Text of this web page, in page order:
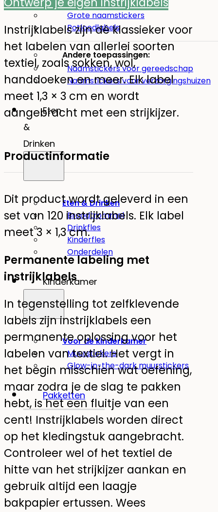
Mini-stickers
Grote naamstickers
Potloodlabels
Andere toepassingen:
Naamstickers voor gereedschap
Naamstickers voor verzorgingshuizen
Eten
&
Drinken
Eten & Drinken
Broodtrommel
Drinkfles
Kinderfles
Onderdelen
Kinderkamer
Voor de kinderkamer
Muurstickers
Glow-in-the-dark muurstickers
Pakketten
was:
€ 18,95.
is:
€ 15,16.
Instrijklabels zijn dé klassieker voor
het labelen van allerlei soorten
textiel, zoals sokken, wol,
handdoeken en meer. Elk label
meet 1,3 × 3 cm en wordt
aangebracht met een strijkijzer.
Productinformatie
Dit product wordt geleverd in een
set van 120 instrijklabels. Elk label
meet 3 × 1,3 cm.
Permanente labeling met
instrijklabels
In tegenstelling tot zelfklevende
labels zijn instrijklabels een
permanente oplossing voor het
labelen van textiel. Het vergt in
het begin misschien wat oefening,
maar zodra je de slag te pakken
hebt, is het een fluitje van een
cent! Instrijklabels worden direct
op het kledingstuk aangebracht.
Controleer wel of het textiel de
hitte van het strijkijzer aankan en
gebruik altijd een laagje
bakpapier ertussen. Wees